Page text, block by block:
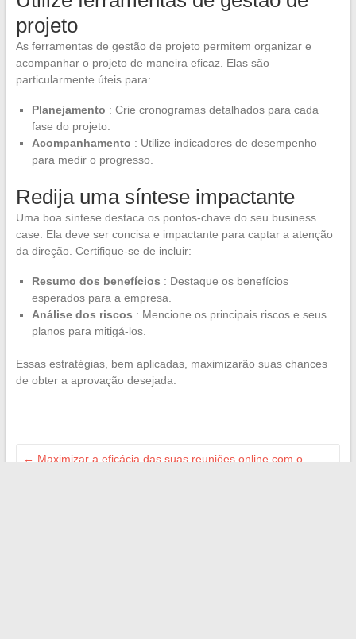
projeto
As ferramentas de gestão de projeto permitem organizar e
acompanhar o projeto de maneira eficaz. Elas são
particularmente úteis para:
Planejamento : Crie cronogramas detalhados para cada
fase do projeto.
Acompanhamento : Utilize indicadores de desempenho
para medir o progresso.
Redija uma síntese impactante
Uma boa síntese destaca os pontos-chave do seu business
case. Ela deve ser concisa e impactante para captar a atenção
da direção. Certifique-se de incluir:
Resumo dos benefícios : Destaque os benefícios
esperados para a empresa.
Análise dos riscos : Mencione os principais riscos e seus
planos para mitigá-los.
Essas estratégias, bem aplicadas, maximizarão suas chances
de obter a aprovação desejada.
← Maximizar a eficácia das suas reuniões online com o